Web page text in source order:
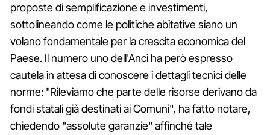
proposte di semplificazione e investimenti,
sottolineando come le politiche abitative siano un
volano fondamentale per la crescita economica del
Paese. Il numero uno dell'Anci ha però espresso
cautela in attesa di conoscere i dettagli tecnici delle
norme: "Rileviamo che parte delle risorse derivano da
fondi statali già destinati ai Comuni", ha fatto notare,
chiedendo "assolute garanzie" affinché tale